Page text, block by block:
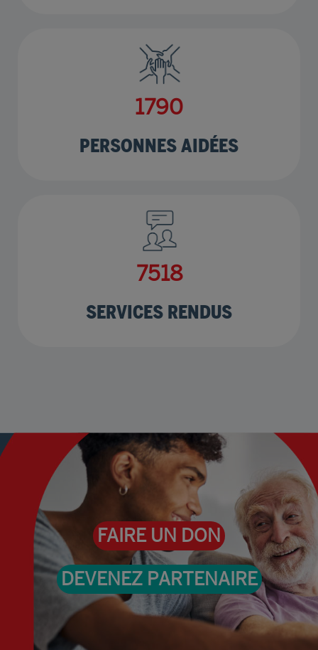
2219
PERSONNES AIDÉES
9320
SERVICES RENDUS
FAIRE UN DON
DEVENEZ PARTENAIRE